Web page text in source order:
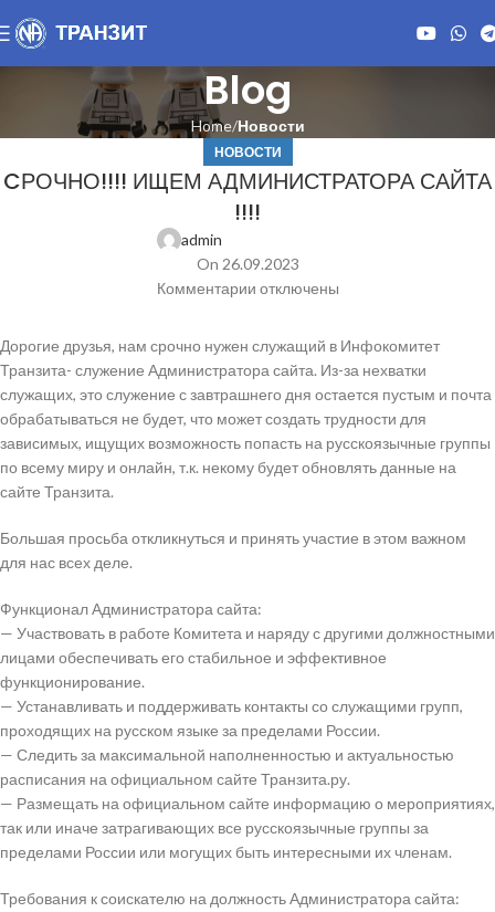
Blog
Home Новости
НОВОСТИ
CРОЧНО!!!! ИЩЕМ АДМИНИСТРАТОРА САЙТА
!!!!
admin
On 26.09.2023
Комментарии отключены
Дорогие друзья, нам срочно нужен служащий в Инфокомитет
Транзита- служение Администратора сайта. Из-за нехватки
служащих, это служение с завтрашнего дня остается пустым и почта
обрабатываться не будет, что может создать трудности для
зависимых, ищущих возможность попасть на русскоязычные группы
по всему миру и онлайн, т.к. некому будет обновлять данные на
сайте Транзита.
Большая просьба откликнуться и принять участие в этом важном
для нас всех деле.
Функционал Администратора сайта:
— Участвовать в работе Комитета и наряду с другими должностными
лицами обеспечивать его стабильное и эффективное
функционирование.
— Устанавливать и поддерживать контакты со служащими групп,
проходящих на русском языке за пределами России.
— Следить за максимальной наполненностью и актуальностью
расписания на официальном сайте Транзита.ру.
— Размещать на официальном сайте информацию о мероприятиях,
так или иначе затрагивающих все русскоязычные группы за
пределами России или могущих быть интересными их членам.
Требования к соискателю на должность Администратора сайта: